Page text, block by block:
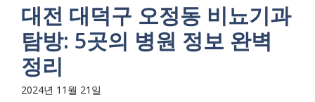
대전 대덕구 오정동 비뇨기과
탐방: 5곳의 병원 정보 완벽
정리
2024년 11월 21일